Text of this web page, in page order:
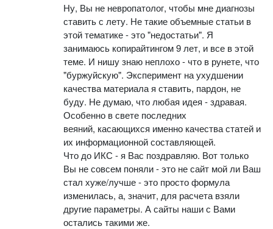
Ну, Вы не невропатолог, чтобы мне диагнозы
ставить с лету. Не такие объемные статьи в
этой тематике - это "недостатьи". Я
занимаюсь копирайтингом 9 лет, и все в этой
теме. И нишу знаю неплохо - что в рунете, что
"буржуйскую". Эксперимент на ухудшении
качества материала я ставить, пардон, не
буду. Не думаю, что любая идея - здравая.
Особенно в свете последних
веяний, касающихся именно качества статей и
их информационной составляющей.
Что до ИКС - я Вас поздравляю. Вот только
Вы не совсем поняли - это не сайт мой ли Ваш
стал хуже/лучше - это просто формула
изменилась, а, значит, для расчета взяли
другие параметры. А сайты наши с Вами
остались такими же.